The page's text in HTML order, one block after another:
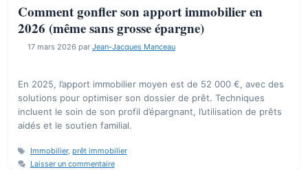
Comment gonfler son apport immobilier en
2026 (même sans grosse épargne)
17 mars 2026 par Jean-Jacques Manceau
En 2025, l’apport immobilier moyen est de 52 000 €, avec des
solutions pour optimiser son dossier de prêt. Techniques
incluent le soin de son profil d’épargnant, l’utilisation de prêts
aidés et le soutien familial.
Étiquettes
Immobilier, prêt immobilier
Laisser un commentaire